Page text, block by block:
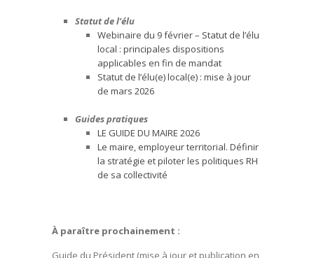
Statut de l’élu
Webinaire du 9 février – Statut de l’élu
local : principales dispositions
applicables en fin de mandat
Statut de l’élu(e) local(e) : mise à jour
de mars 2026
Guides pratiques
LE GUIDE DU MAIRE 2026
Le maire, employeur territorial. Définir
la stratégie et piloter les politiques RH
de sa collectivité
À paraître prochainement :
Guide du Président (mise à jour et publication en